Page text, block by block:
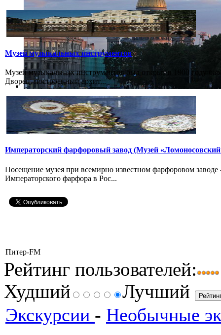
Музей музыкальных инструментов
Музей музыкальных инструментов был открыт в 1900 году
Дворец, построенный архит...
Императорский фарфоровый завод (Музей
Посещение музея при всемирно известном фарфоровом
Императорского фарфора в Рос...
Питер-FM
Рейтинг пользователей:
Худший
Лучший
Экскурсии - Необычные